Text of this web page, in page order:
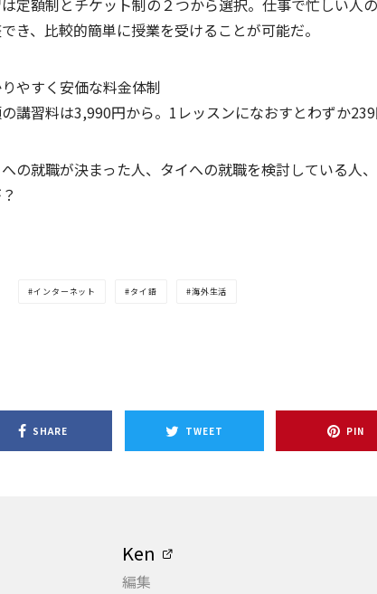
き、比較的簡単に授業を受けることが可能だ。
やすく安価な料金体制
講習料は3,990円から。1レッスンになおすとわずか239
の就職が決まった人、タイへの就職を検討している人
インターネット タイ語 海外生活
SHARE TWEET PIN
Ken
編集